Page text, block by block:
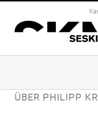
Zum
springen
ÜBER PHILIPP